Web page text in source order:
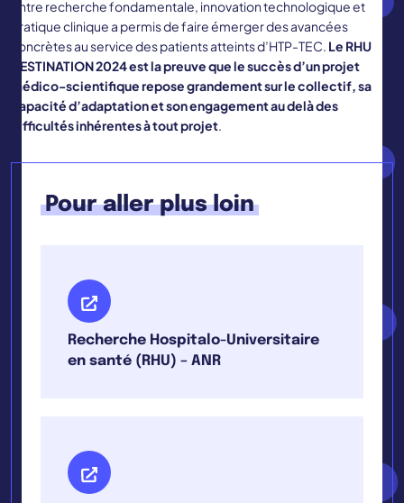
entre recherche fondamentale, innovation technologique et
pratique clinique a permis de faire émerger des avancées
concrètes au service des patients atteints d’HTP-TEC. Le RHU
DESTINATION 2024 est la preuve que le succès d’un projet
médico-scientifique repose grandement sur le collectif, sa
capacité d’adaptation et son engagement au delà des
difficultés inhérentes à tout projet.
Pour aller plus loin
Recherche Hospitalo-Universitaire
en santé (RHU) – ANR